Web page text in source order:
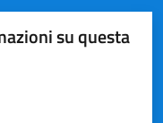
su questa